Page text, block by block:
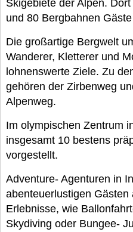
Skigebiete der Alpen.
und 80 Bergbahnen
Die großartige Bergwelt
Wanderer, Kletterer und
lohnenswerte Ziele. Zu
gehören der Zirbenweg
Alpenweg.
Im olympischen Zentrum
insgesamt 10 bestens
vorgestellt.
Adventure- Agenturen in
abenteuerlustigen
Erlebnisse, wie
Skydiving oder Bungee-